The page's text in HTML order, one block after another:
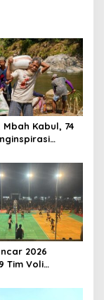
Kabul, 74
Garuda
2026
Tim Voli